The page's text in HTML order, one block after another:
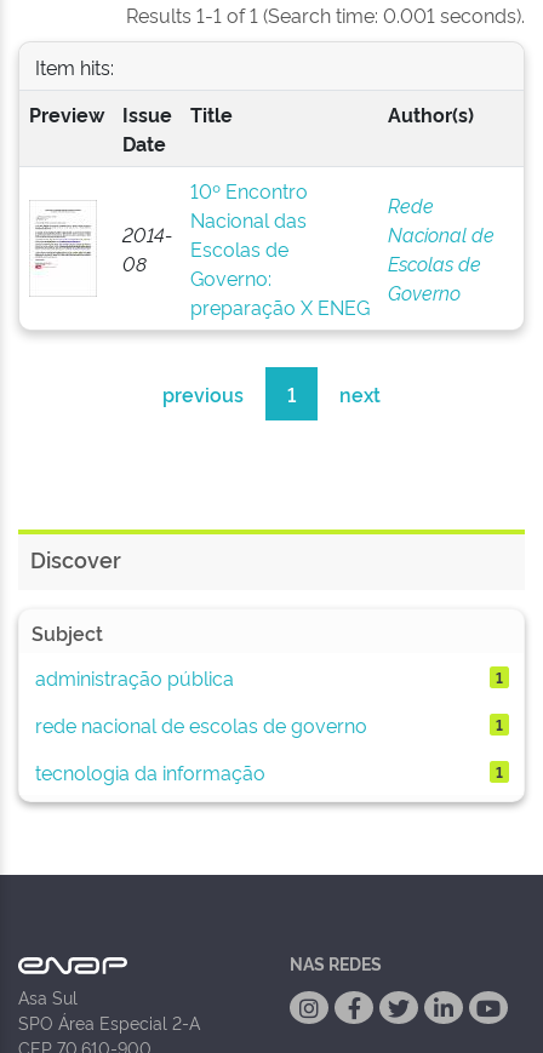
Results 1-1 of 1 (Search time: 0.001 seconds).
Item hits:
Preview
Issue
Date
Title Author(s)
2014-
08
10º Encontro
Nacional das
Escolas de
Governo:
preparação X ENEG
Rede
Nacional de
Escolas de
Governo
previous 1 next
Discover
Subject
administração pública
1
rede nacional de escolas de governo 1
tecnologia da informação 1
Asa Sul
SPO Área Especial 2-A
CEP 70.610-900
NAS REDES